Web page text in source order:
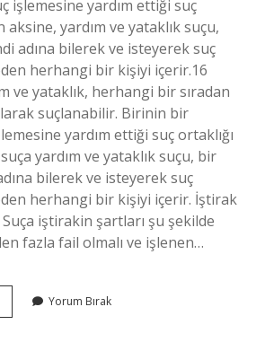
işlemesine yardım ettiği suç
aksine, yardım ve yataklık suçu,
adına bilerek ve isteyerek suç
herhangi bir kişiyi içerir.16
ve yataklık, herhangi bir sıradan
suçlanabilir. Birinin bir
yardım ettiği suç ortaklığı
yardım ve yataklık suçu, bir
bilerek ve isteyerek suç
herhangi bir kişiyi içerir. İştirak
iştirakin şartları şu şekilde
fazla fail olmalı ve işlenen…
Yorum Bırak